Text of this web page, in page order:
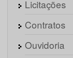
Licitações
Contratos
Ouvidoria